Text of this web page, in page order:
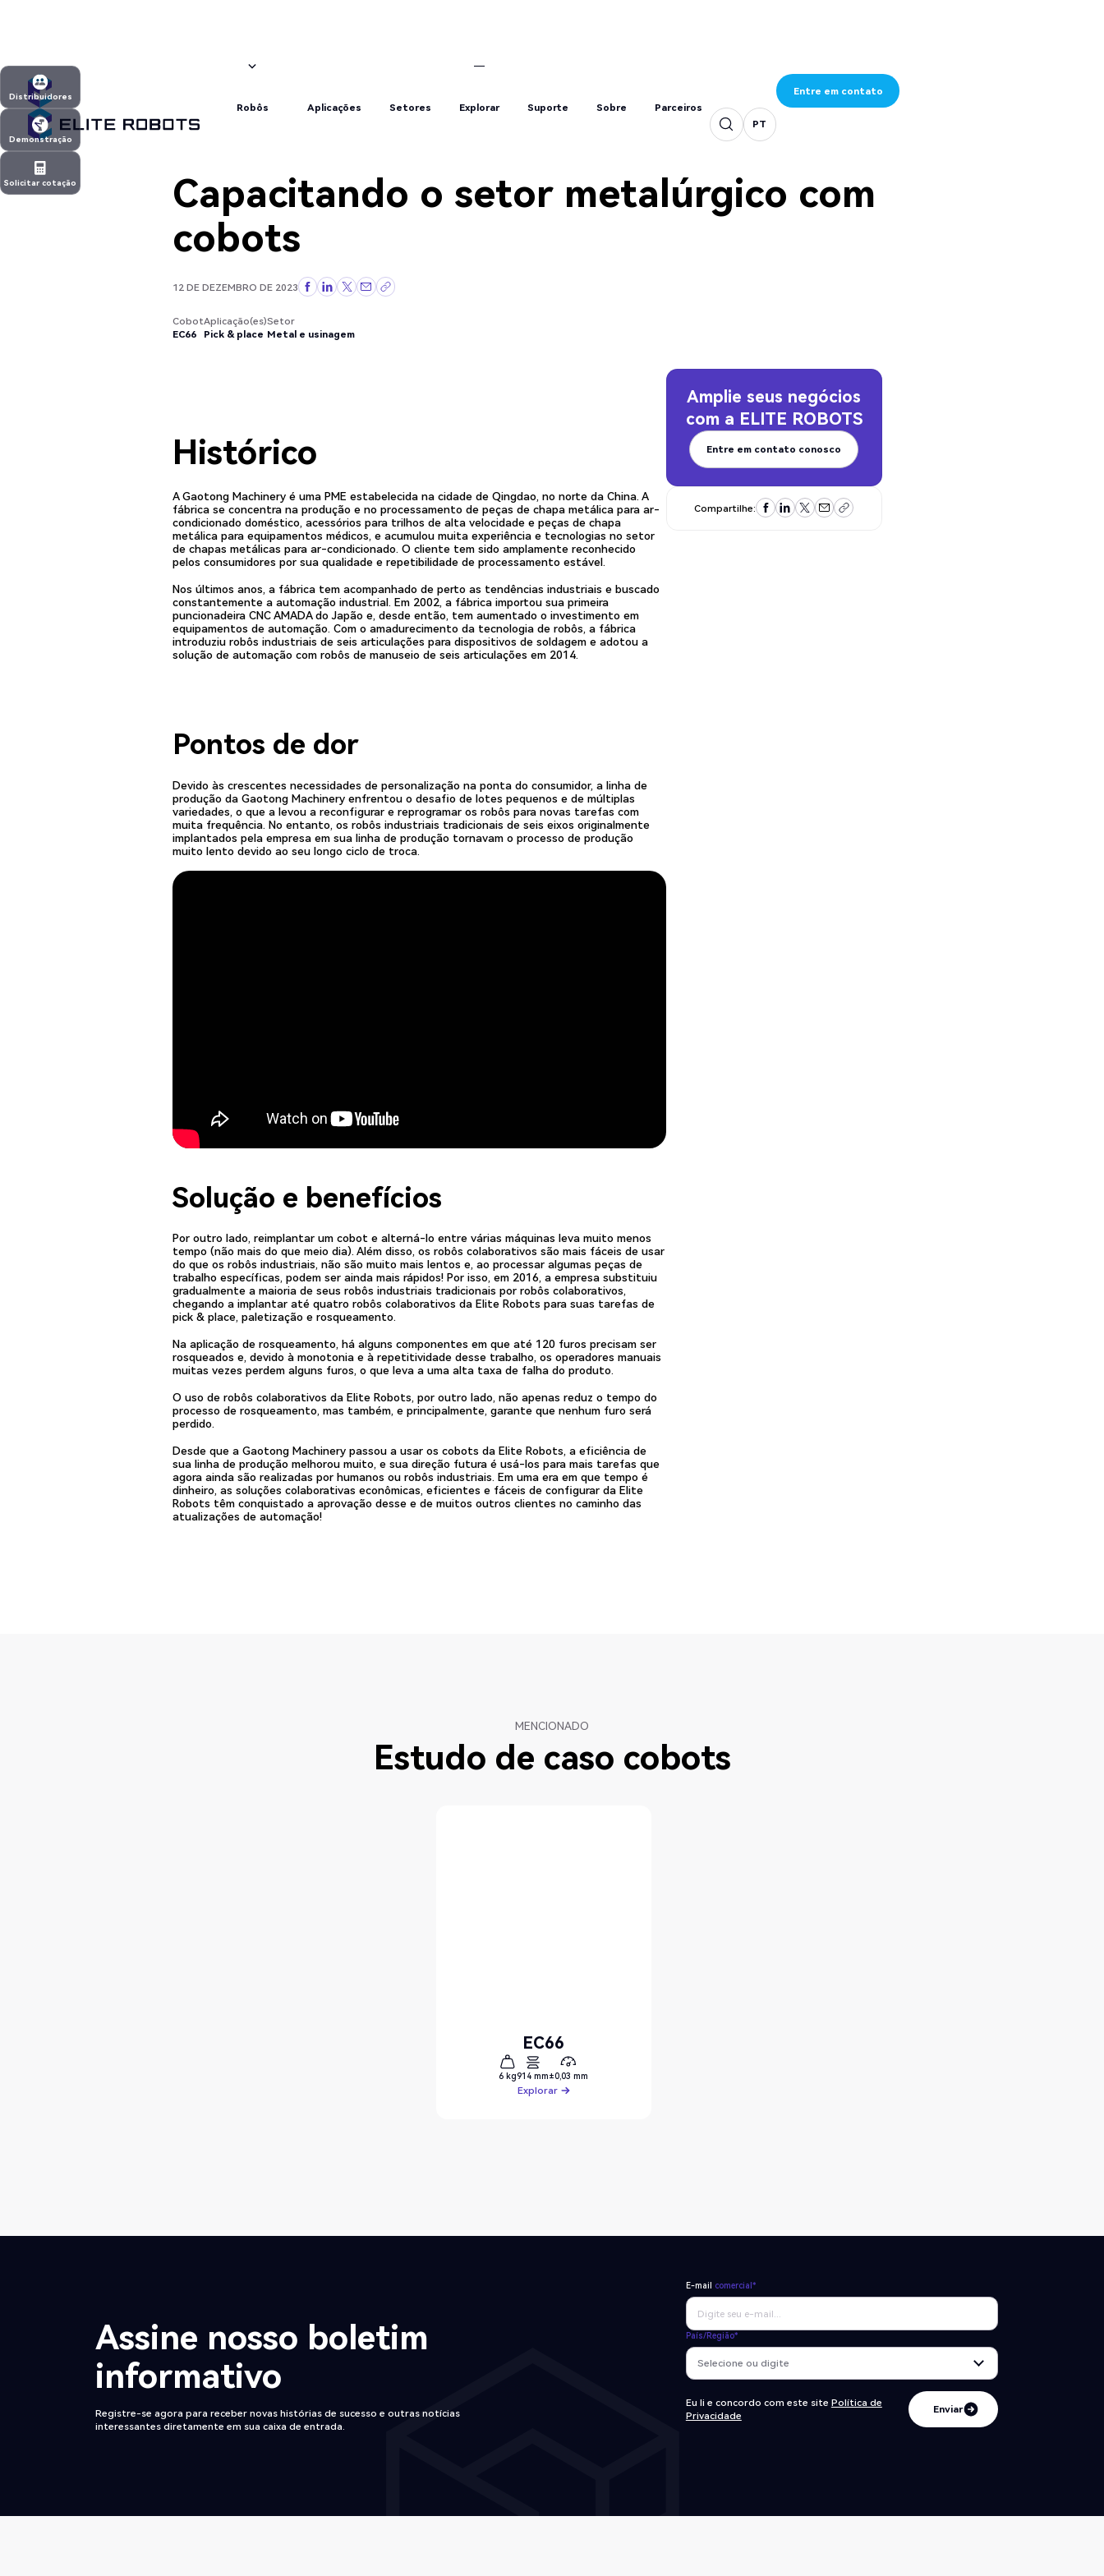
Distribuidores
Distribuidores
Demonstração
Demonstração
Solicitar cotação
Robôs
Aplicações
Setores
Explorar
Suporte
Sobre
Parceiros
PT
PT
PT
PT
PT
Entre em contato
Entre em contato
Capacitando o setor metalúrgico com
cobots
12 DE DEZEMBRO DE 2023
Cobot
EC66
Aplicação(es)
Pick & place
Setor
Metal e usinagem
Histórico
A Gaotong Machinery é uma PME estabelecida na cidade de Qingdao, no norte da China. A
fábrica se concentra na produção e no processamento de peças de chapa metálica para ar-
condicionado doméstico, acessórios para trilhos de alta velocidade e peças de chapa
metálica para equipamentos médicos, e acumulou muita experiência e tecnologias no setor
de chapas metálicas para ar-condicionado. O cliente tem sido amplamente reconhecido
pelos consumidores por sua qualidade e repetibilidade de processamento estável.
Nos últimos anos, a fábrica tem acompanhado de perto as tendências industriais e buscado
constantemente a automação industrial. Em 2002, a fábrica importou sua primeira
puncionadeira CNC AMADA do Japão e, desde então, tem aumentado o investimento em
equipamentos de automação. Com o amadurecimento da tecnologia de robôs, a fábrica
introduziu robôs industriais de seis articulações para dispositivos de soldagem e adotou a
solução de automação com robôs de manuseio de seis articulações em 2014.
Pontos de dor
Devido às crescentes necessidades de personalização na ponta do consumidor, a linha de
produção da Gaotong Machinery enfrentou o desafio de lotes pequenos e de múltiplas
variedades, o que a levou a reconfigurar e reprogramar os robôs para novas tarefas com
muita frequência. No entanto, os robôs industriais tradicionais de seis eixos originalmente
implantados pela empresa em sua linha de produção tornavam o processo de produção
muito lento devido ao seu longo ciclo de troca.
Solução e benefícios
Por outro lado, reimplantar um cobot e alterná-lo entre várias máquinas leva muito menos
tempo (não mais do que meio dia). Além disso, os robôs colaborativos são mais fáceis de usar
do que os robôs industriais, não são muito mais lentos e, ao processar algumas peças de
trabalho específicas, podem ser ainda mais rápidos! Por isso, em 2016, a empresa substituiu
gradualmente a maioria de seus robôs industriais tradicionais por robôs colaborativos,
chegando a implantar até quatro robôs colaborativos da Elite Robots para suas tarefas de
pick & place, paletização e rosqueamento.
Na aplicação de rosqueamento, há alguns componentes em que até 120 furos precisam ser
rosqueados e, devido à monotonia e à repetitividade desse trabalho, os operadores manuais
muitas vezes perdem alguns furos, o que leva a uma alta taxa de falha do produto.
O uso de robôs colaborativos da Elite Robots, por outro lado, não apenas reduz o tempo do
processo de rosqueamento, mas também, e principalmente, garante que nenhum furo será
perdido.
Desde que a Gaotong Machinery passou a usar os cobots da Elite Robots, a eficiência de
sua linha de produção melhorou muito, e sua direção futura é usá-los para mais tarefas que
agora ainda são realizadas por humanos ou robôs industriais. Em uma era em que tempo é
dinheiro, as soluções colaborativas econômicas, eficientes e fáceis de configurar da Elite
Robots têm conquistado a aprovação desse e de muitos outros clientes no caminho das
atualizações de automação!
Amplie seus negócios
com a ELITE ROBOTS
Entre em contato conosco
Entre em contato conosco
Compartilhe:
MENCIONADO
Estudo de caso cobots
EC66
6 kg914 mm±0,03 mm
Explorar
Assine nosso boletim
informativo
Registre-se agora para receber novas histórias de sucesso e outras notícias
interessantes diretamente em sua caixa de entrada.
E-mail comercial*
País/Região*
Eu li e concordo com este site Política de
Privacidade
Enviar
Enviar